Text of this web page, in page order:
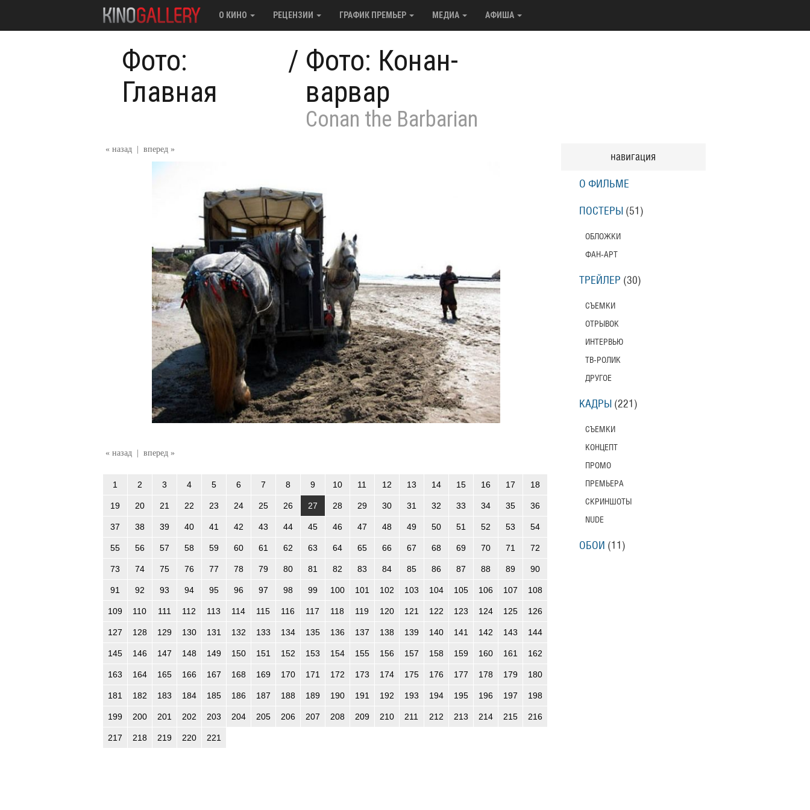
О КИНО РЕЦЕНЗИИ ГРАФИК ПРЕМЬЕР МЕДИА АФИША
Фото:
Главная
/ Фото: Конан-
варвар
Conan the Barbarian
« назад вперед »
« назад | вперед »
1 2 3 4 5 6 7 8 9 10 11 12 13 14 15 16 17 18
19 20 21 22 23 24 25 26 27 28 29 30 31 32 33 34 35 36
37 38 39 40 41 42 43 44 45 46 47 48 49 50 51 52 53 54
55 56 57 58 59 60 61 62 63 64 65 66 67 68 69 70 71 72
73 74 75 76 77 78 79 80 81 82 83 84 85 86 87 88 89 90
91 92 93 94 95 96 97 98 99 100 101 102 103 104 105 106 107 108
109 110 111 112 113 114 115 116 117 118 119 120 121 122 123 124 125 126
127 128 129 130 131 132 133 134 135 136 137 138 139 140 141 142 143 144
145 146 147 148 149 150 151 152 153 154 155 156 157 158 159 160 161 162
163 164 165 166 167 168 169 170 171 172 173 174 175 176 177 178 179 180
181 182 183 184 185 186 187 188 189 190 191 192 193 194 195 196 197 198
199 200 201 202 203 204 205 206 207 208 209 210 211 212 213 214 215 216
217 218 219 220 221
навигация
О ФИЛЬМЕ
ПОСТЕРЫ (51)
ОБЛОЖКИ
ФАН-АРТ
ТРЕЙЛЕР (30)
СЪЕМКИ
ОТРЫВОК
ИНТЕРВЬЮ
ТВ-РОЛИК
ДРУГОЕ
КАДРЫ (221)
СЪЕМКИ
КОНЦЕПТ
ПРОМО
ПРЕМЬЕРА
СКРИНШОТЫ
NUDE
ОБОИ (11)